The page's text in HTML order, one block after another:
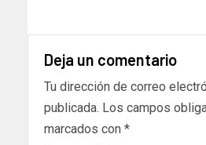
Deja un comentario
Tu dirección de correo
publicada. Los campos
marcados con *